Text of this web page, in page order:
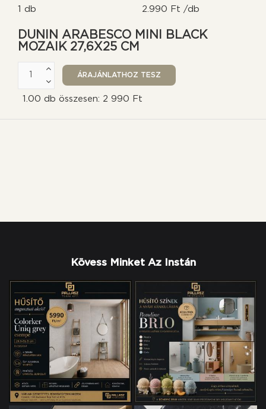
1 db 2.990 Ft /db
DUNIN ARABESCO MINI BLACK
MOZAIK 27,6X25 CM
1.00 db összesen: 2 990 Ft
Kövess Minket Az Instán